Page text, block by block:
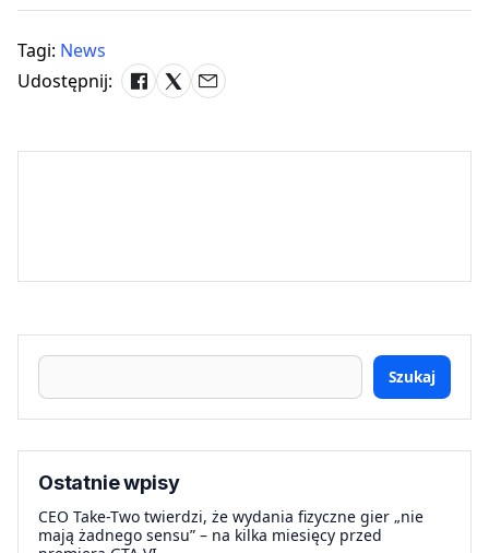
Tagi: News
Udostępnij:
Szukaj
Ostatnie wpisy
CEO Take-Two twierdzi, że wydania fizyczne gier „nie
mają żadnego sensu” – na kilka miesięcy przed